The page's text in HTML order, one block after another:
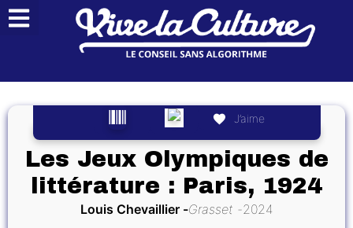
J’aime
Les Jeux Olympiques de
littérature : Paris, 1924
Louis Chevaillier Grasset 2024